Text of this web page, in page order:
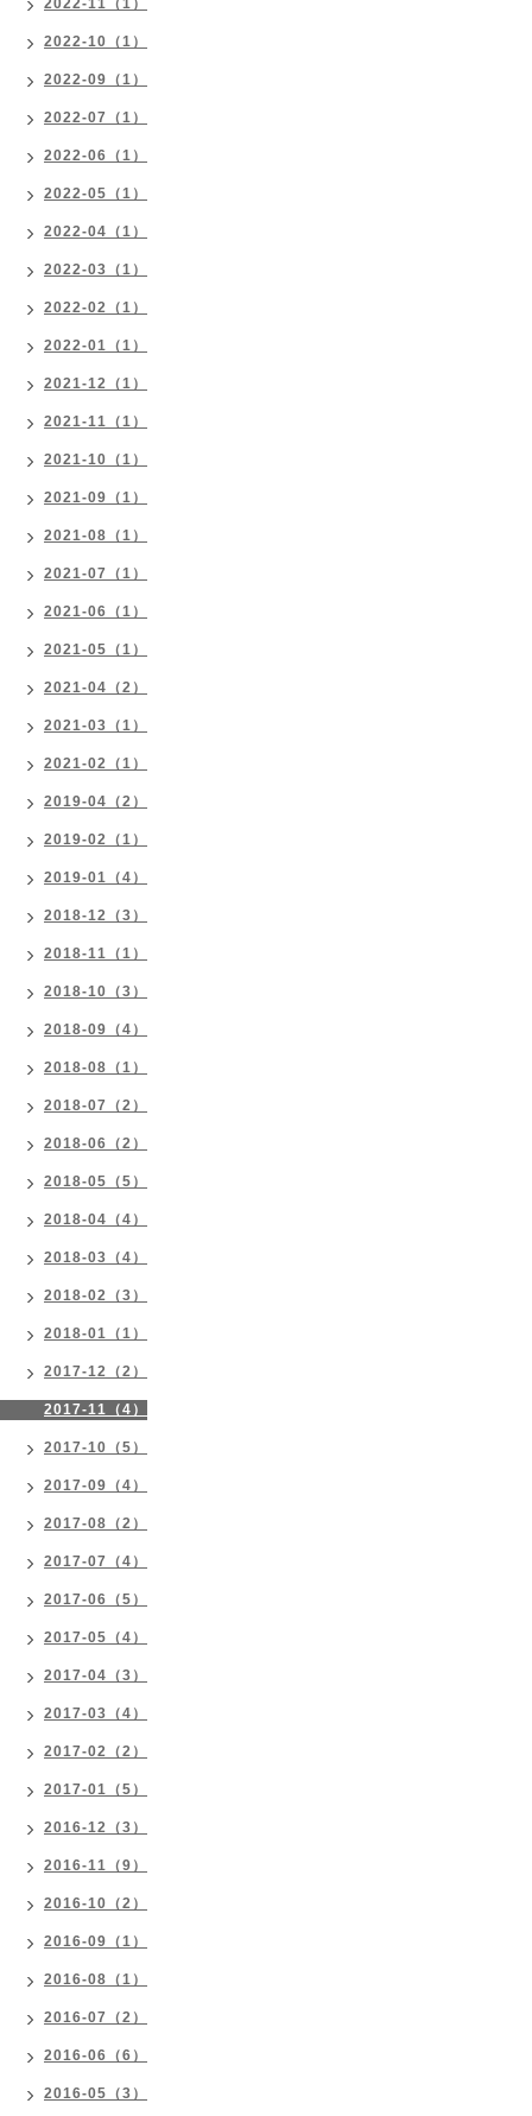
2022-11（1）
2022-10（1）
2022-09（1）
2022-07（1）
2022-06（1）
2022-05（1）
2022-04（1）
2022-03（1）
2022-02（1）
2022-01（1）
2021-12（1）
2021-11（1）
2021-10（1）
2021-09（1）
2021-08（1）
2021-07（1）
2021-06（1）
2021-05（1）
2021-04（2）
2021-03（1）
2021-02（1）
2019-04（2）
2019-02（1）
2019-01（4）
2018-12（3）
2018-11（1）
2018-10（3）
2018-09（4）
2018-08（1）
2018-07（2）
2018-06（2）
2018-05（5）
2018-04（4）
2018-03（4）
2018-02（3）
2018-01（1）
2017-12（2）
2017-11（4）
2017-10（5）
2017-09（4）
2017-08（2）
2017-07（4）
2017-06（5）
2017-05（4）
2017-04（3）
2017-03（4）
2017-02（2）
2017-01（5）
2016-12（3）
2016-11（9）
2016-10（2）
2016-09（1）
2016-08（1）
2016-07（2）
2016-06（6）
2016-05（3）